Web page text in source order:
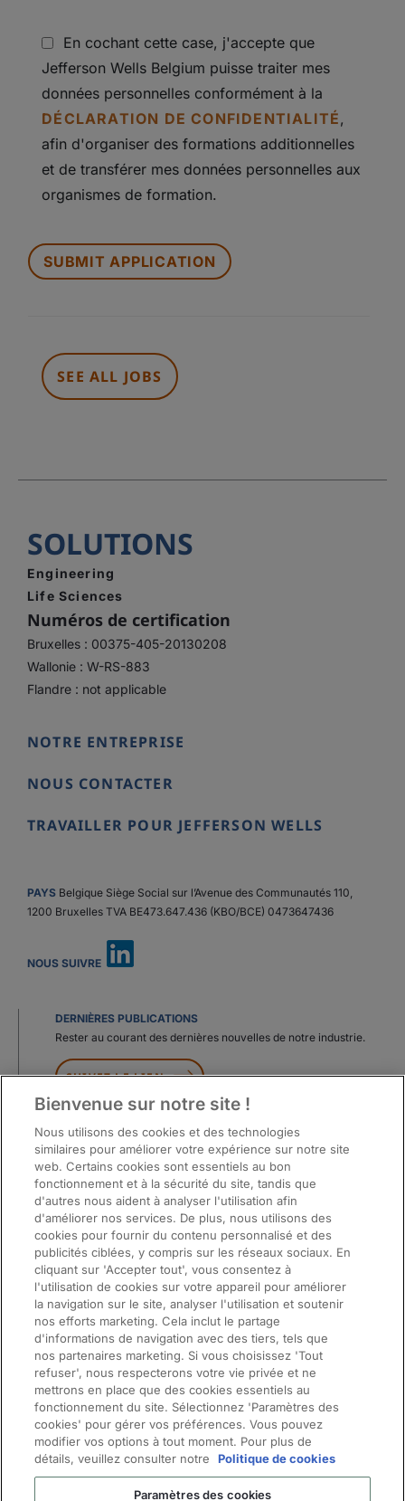
En cochant cette case, j'accepte que
Jefferson Wells Belgium puisse traiter mes
données personnelles conformément à la
DÉCLARATION DE CONFIDENTIALITÉ,
afin d'organiser des formations additionnelles
et de transférer mes données personnelles aux
organismes de formation.
PEOPLE
LOOKING
FOR
PUT
ANYTHING
HERE.
SEE ALL JOBS
SOLUTIONS
Engineering
Life Sciences
Numéros de certification
Bruxelles : 00375-405-20130208
Wallonie : W-RS-883
Flandre : not applicable
NOTRE ENTREPRISE
NOUS CONTACTER
TRAVAILLER POUR JEFFERSON WELLS
PAYS Belgique Siège Social sur l’Avenue des Communautés 110,
1200 Bruxelles TVA BE473.647.436 (KBO/BCE) 0473647436
NOUS SUIVRE
DERNIÈRES PUBLICATIONS
Rester au courant des dernières nouvelles de notre industrie.
SUIVEZ LE LIEN
ManpowerGroup® (NYSE: MAN), le leader mondial des solutions de main-
d’œuvre, aide les organisations à se transformer dans un monde du travail en
évolution rapide en recherchant, évaluant, développant et gérant les talents qui leur
permettent de gagner. Nous développons des solutions innovantes pour des
centaines de milliers d’organisations chaque année, en leur fournissant des talents
qualifiés tout en trouvant des emplois significatifs et durables pour des millions de
Bienvenue sur notre site !
Nous utilisons des cookies et des technologies
similaires pour améliorer votre expérience sur notre site
web. Certains cookies sont essentiels au bon
fonctionnement et à la sécurité du site, tandis que
d'autres nous aident à analyser l'utilisation afin
d'améliorer nos services. De plus, nous utilisons des
cookies pour fournir du contenu personnalisé et des
publicités ciblées, y compris sur les réseaux sociaux. En
cliquant sur 'Accepter tout', vous consentez à
l'utilisation de cookies sur votre appareil pour améliorer
la navigation sur le site, analyser l'utilisation et soutenir
nos efforts marketing. Cela inclut le partage
d'informations de navigation avec des tiers, tels que
nos partenaires marketing. Si vous choisissez 'Tout
refuser', nous respecterons votre vie privée et ne
mettrons en place que des cookies essentiels au
fonctionnement du site. Sélectionnez 'Paramètres des
cookies' pour gérer vos préférences. Vous pouvez
modifier vos options à tout moment. Pour plus de
détails, veuillez consulter notre
Politique de cookies
Paramètres des cookies